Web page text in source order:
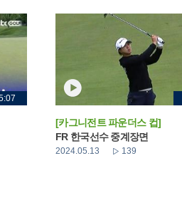
[카그니전트 파운더스 컵]
FR 한국선수 중계장면
2024.05.13 139